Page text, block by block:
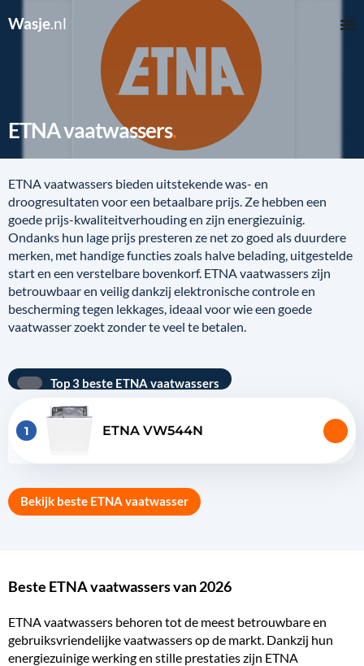
Wasje.nl
ETNA vaatwassers
ETNA vaatwassers bieden uitstekende was- en
droogresultaten voor een betaalbare prijs. Ze hebben een
goede prijs-kwaliteitverhouding en zijn energiezuinig.
Ondanks hun lage prijs presteren ze net zo goed als duurdere
merken, met handige functies zoals halve belading, uitgestelde
start en een verstelbare bovenkorf. ETNA vaatwassers zijn
betrouwbaar en veilig dankzij elektronische controle en
bescherming tegen lekkages, ideaal voor wie een goede
vaatwasser zoekt zonder te veel te betalen.
Top 3 beste ETNA vaatwassers
1 ETNA VW544N
Bekijk beste ETNA vaatwasser
Beste ETNA vaatwassers van 2026
ETNA vaatwassers behoren tot de meest betrouwbare en
gebruiksvriendelijke vaatwassers op de markt. Dankzij hun
energiezuinigewerking en stille prestaties zijn ETNA